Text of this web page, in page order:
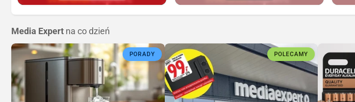
Media Expert na co dzień
PORADY POLECAMY